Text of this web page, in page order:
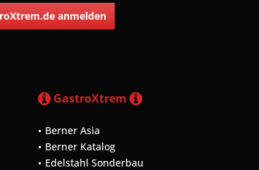
anmelden
GastroXtrem
Berner Asia
Berner Katalog
Edelstahl Sonderbau